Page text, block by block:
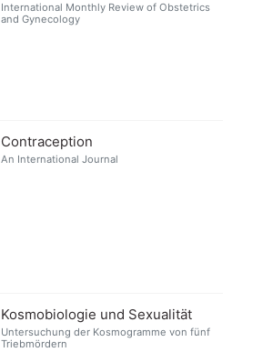
International Monthly Review of Obstetrics
and Gynecology
Contraception
An International Journal
Kosmobiologie und Sexualität
Untersuchung der Kosmogramme von fünf
Triebmördern